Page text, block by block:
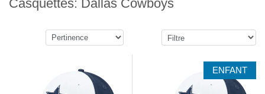
Casquettes: Dallas Cowboys
ENFANT